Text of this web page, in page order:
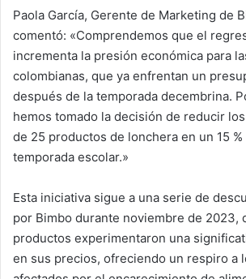
Paola García, Gerente de Marketing de
comentó: «Comprendemos que el
incrementa la presión económica para
colombianas, que ya enfrentan un
después de la temporada decembrina.
hemos tomado la decisión de reducir
de 25 productos de lonchera en un 15
temporada escolar.»
Esta iniciativa sigue a una serie de
por Bimbo durante noviembre de 2023,
productos experimentaron una
en sus precios, ofreciendo un respiro a